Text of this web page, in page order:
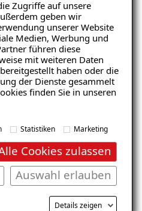
Zugriffe auf unsere
geben wir
unserer Website
Medien, Werbung und
führen diese
mit weiteren Daten
haben oder die
der Dienste gesammelt
finden Sie in unseren
Statistiken Marketing
Cookies zulassen
Auswahl erlauben
Details zeigen
Garage/Boden
unser Team